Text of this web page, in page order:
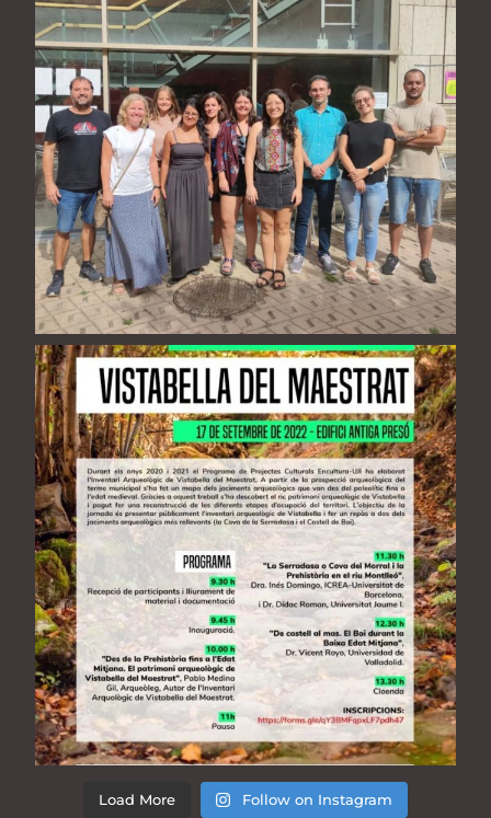
Load More Follow on Instagram